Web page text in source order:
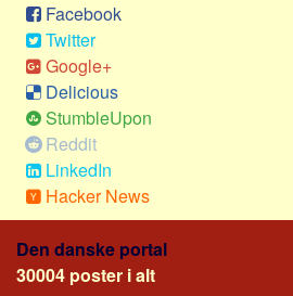
USA
Alle
Nøgleord
Bolig
Job
Virksomhed
Investering
Pension og opsparing
Facebook
Twitter
Google+
Delicious
StumbleUpon
Reddit
LinkedIn
Hacker News
Den danske portal
30004 poster i alt